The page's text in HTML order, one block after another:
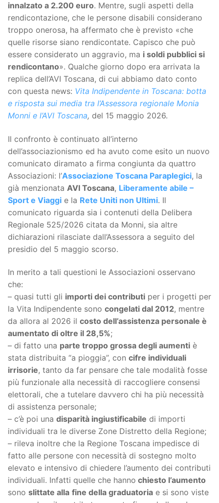
innalzato a 2.200 euro. Mentre, sugli aspetti della
rendicontazione, che le persone disabili considerano
troppo onerosa, ha affermato che è previsto «che
quelle risorse siano rendicontate. Capisco che può
essere considerato un aggravio, ma i soldi pubblici si
rendicontano». Qualche giorno dopo era arrivata la
replica dell’AVI Toscana, di cui abbiamo dato conto
con questa news: Vita Indipendente in Toscana: botta
e risposta sui media tra l’Assessora regionale Monia
Monni e l’AVI Toscana, del 15 maggio 2026.
Il confronto è continuato all’interno
dell’associazionismo ed ha avuto come esito un nuovo
comunicato diramato a firma congiunta da quattro
Associazioni: l’Associazione Toscana Paraplegici, la
già menzionata AVI Toscana, Liberamente abile –
Sport e Viaggi e la Rete Uniti non Ultimi. Il
comunicato riguarda sia i contenuti della Delibera
Regionale 525/2026 citata da Monni, sia altre
dichiarazioni rilasciate dall’Assessora a seguito del
presidio del 5 maggio scorso.
In merito a tali questioni le Associazioni osservano
che:
– quasi tutti gli importi dei contributi per i progetti per
la Vita Indipendente sono congelati dal 2012, mentre
da allora al 2026 il costo dell’assistenza personale è
aumentato di oltre il 28,5%;
– di fatto una parte troppo grossa degli aumenti è
stata distribuita “a pioggia”, con cifre individuali
irrisorie, tanto da far pensare che tale modalità fosse
più funzionale alla necessità di raccogliere consensi
elettorali, che a tutelare davvero chi ha più necessità
di assistenza personale;
– c’è poi una disparità ingiustificabile di importi
individuali tra le diverse Zone Distretto della Regione;
– rileva inoltre che la Regione Toscana impedisce di
fatto alle persone con necessità di sostegno molto
elevato e intensivo di chiedere l’aumento dei contributi
individuali. Infatti quelle che hanno chiesto l’aumento
sono slittate alla fine della graduatoria e si sono viste